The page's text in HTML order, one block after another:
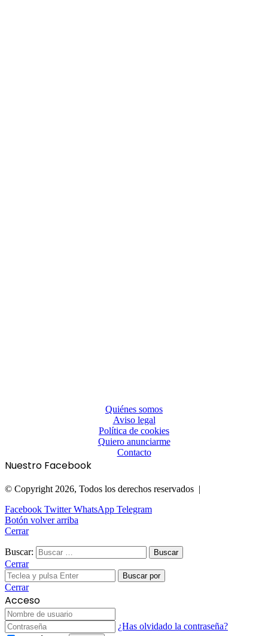
Quiénes somos
Aviso legal
Política de cookies
Quiero anunciarme
Contacto
Nuestro Facebook
© Copyright 2026, Todos los derechos reservados |
Facebook Twitter WhatsApp Telegram
Botón volver arriba
Cerrar
Buscar:
Cerrar
Buscar por
Cerrar
Acceso
¿Has olvidado la contraseña?